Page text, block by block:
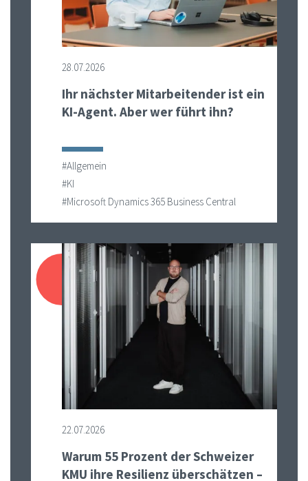
28.07.2026
Ihr nächster Mitarbeitender ist ein
KI-Agent. Aber wer führt ihn?
#Allgemein
#KI
#Microsoft Dynamics 365 Business Central
22.07.2026
Warum 55 Prozent der Schweizer
KMU ihre Resilienz überschätzen –